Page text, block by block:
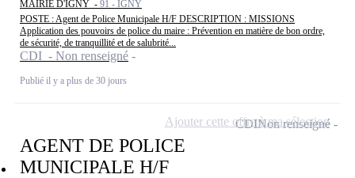
MAIRIE D'IGNY - 91 - IGNY
POSTE : Agent de Police Municipale H/F DESCRIPTION : MISSIONS
Application des pouvoirs de police du maire : Prévention en matière de bon ordre,
de sécurité, de tranquillité et de salubrité...
CDI - Non renseigné
Publié il y a plus de 30 jours
AGENT DE POLICE
MUNICIPALE H/F
CDINon renseigné
Ajouter cette offre à ma sélection